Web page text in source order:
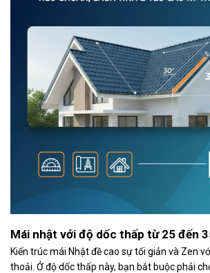
Mái nhật với độ dốc thấp từ 25 đến
Kiến trúc mái Nhật đề cao sự tối giản và Zen
thoải. Ở độ dốc thấp này, bạn bắt buộc phải